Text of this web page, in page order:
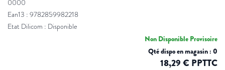
0000
Ean13 : 9782859982218
Etat Dilicom : Disponible
Non Disponible Provisoire
Qté dispo en magasin : 0
18,29 € PPTTC